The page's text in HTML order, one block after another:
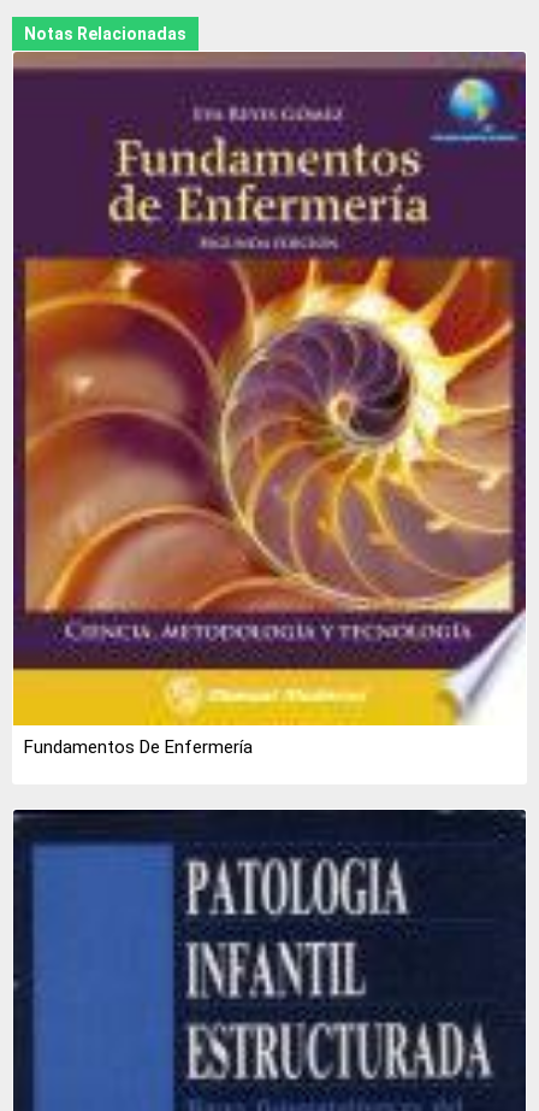
Notas Relacionadas
Fundamentos De Enfermería